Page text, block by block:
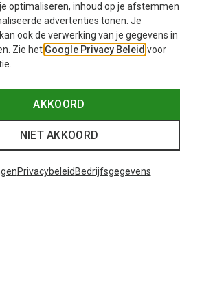
optimaliseren, inhoud op je afstemmen
advertenties tonen. Je
ook de verwerking van je gegevens in
Zie het Google Privacy Beleid voor
AKKOORD
NIET AKKOORD
Privacybeleid Bedrijfsgegevens